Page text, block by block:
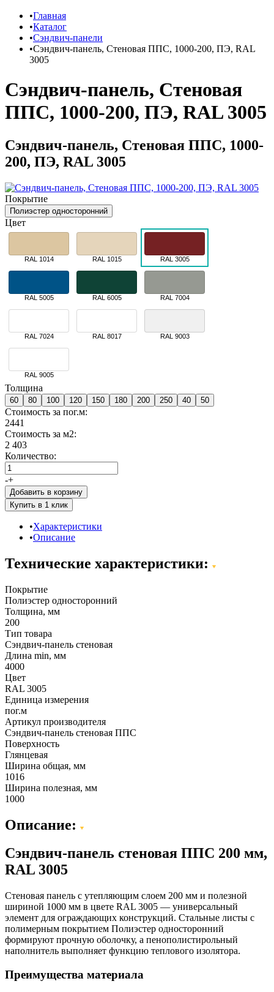
Главная
Каталог
Сэндвич-панели
Сэндвич-панель, Стеновая ППС, 1000-200, ПЭ, RAL
3005
Сэндвич-панель, Стеновая
ППС, 1000-200, ПЭ, RAL 3005
Сэндвич-панель, Стеновая ППС, 1000-
200, ПЭ, RAL 3005
Покрытие
Полиэстер односторонний
Цвет
RAL 1014 RAL 1015 RAL 3005
RAL 5005 RAL 6005 RAL 7004
RAL 7024 RAL 8017 RAL 9003
RAL 9005
Толщина
60 80 100 120 150 180 200 250 40 50
Стоимость за пог.м:
2441
Стоимость за м2:
2 403
Количество:
-+
Добавить в корзину
Характеристики
Описание
Технические характеристики:
Покрытие
Полиэстер односторонний
Толщина, мм
200
Тип товара
Сэндвич-панель стеновая
Длина min, мм
4000
Цвет
RAL 3005
Единица измерения
пог.м
Артикул производителя
Сэндвич-панель стеновая ППС
Поверхность
Глянцевая
Ширина общая, мм
1016
Ширина полезная, мм
1000
Описание:
Сэндвич-панель стеновая ППС 200 мм,
RAL 3005
Стеновая панель с утепляющим слоем 200 мм и полезной
шириной 1000 мм в цвете RAL 3005 — универсальный
элемент для ограждающих конструкций. Стальные листы с
полимерным покрытием Полиэстер односторонний
формируют прочную оболочку, а пенополистирольный
наполнитель выполняет функцию теплового изолятора.
Преимущества материала